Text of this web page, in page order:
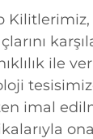
ile
imal